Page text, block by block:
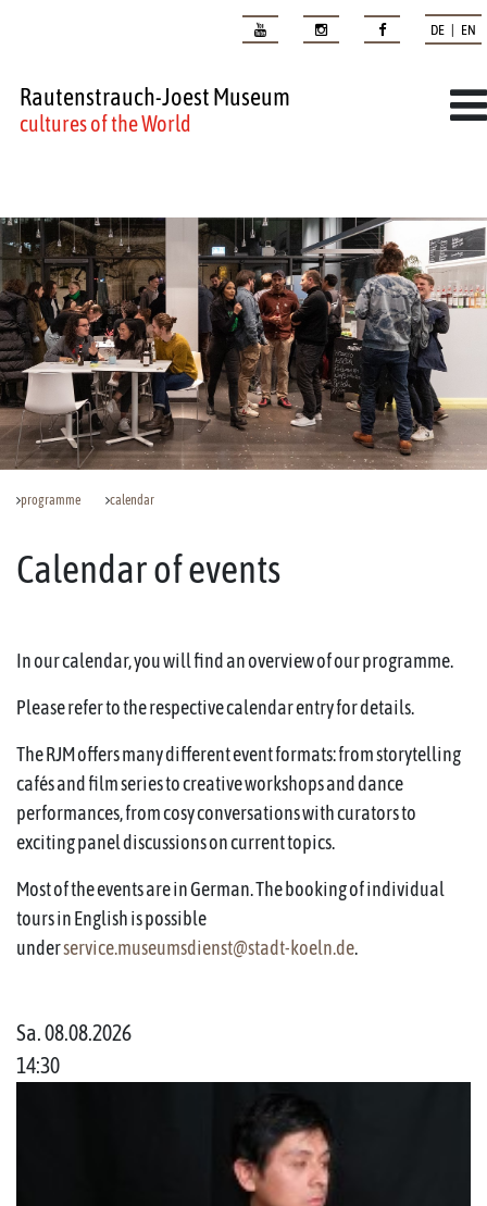
DE | EN
Rautenstrauch-Joest Museum
cultures of the World
programme calendar
Calendar of events
In our calendar, you will find an overview of our programme.
Please refer to the respective calendar entry for details.
The RJM offers many different event formats: from storytelling
cafés and film series to creative workshops and dance
performances, from cosy conversations with curators to
exciting panel discussions on current topics.
Most of the events are in German. The booking of individual
tours in English is possible
underservice.museumsdienst@stadt-koeln.de.
Sa. 08.08.2026
14:30